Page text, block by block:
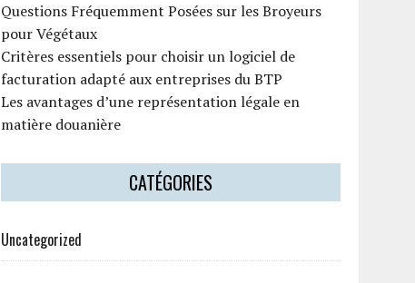
Questions Fréquemment Posées sur les Broyeurs
pour Végétaux
Critères essentiels pour choisir un logiciel de
facturation adapté aux entreprises du BTP
Les avantages d’une représentation légale en
matière douanière
CATÉGORIES
Uncategorized